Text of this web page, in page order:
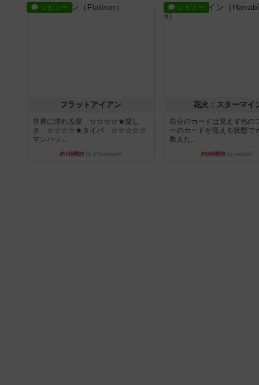
レビュー
フラットアイアン
世界に浸れる度 ☆☆☆☆★楽し
さ ☆☆☆☆★タイパ ☆☆☆☆☆
マンハッ...
約7時間前by DKnewyork
レビュー
花火：スターマイ
自分のカードは見えず他の
ーのカードが見える状態で
教えた...
約8時間前 by mob567